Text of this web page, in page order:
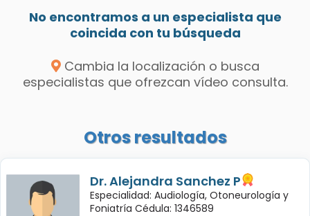
No encontramos a un especialista que
coincida con tu búsqueda
Cambia la localización o busca
especialistas que ofrezcan vídeo consulta.
Otros resultados
Dr. Alejandra Sanchez P
Especialidad: Audiología, Otoneurología y
Foniatría Cédula: 1346589